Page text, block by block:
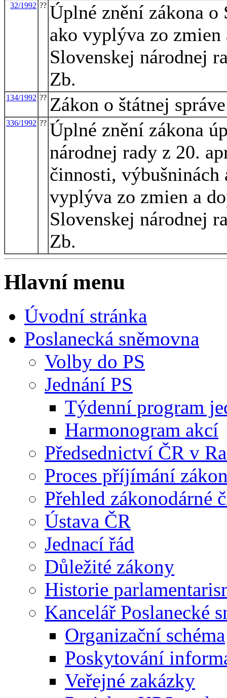
32/1992 ?? Úplné znění zákona
ako vyplýva zo
Slovenskej národnej
Zb.
134/1992 ?? Zákon o štátnej
336/1992 ?? Úplné znění zákona
národnej rady z 20.
činnosti, výbušninách
vyplýva zo zmien a
Slovenskej národnej
Zb.
Hlavní menu
Úvodní stránka
Poslanecká sněmovna
Volby do PS
Jednání PS
Týdenní program
Harmonogram akcí
Předsednictví ČR v
Proces příjímání
Přehled zákonodárné
Ústava ČR
Jednací řád
Důležité zákony
Historie
Kancelář Poslanecké
Organizační schéma
Poskytování
Veřejné zakázky